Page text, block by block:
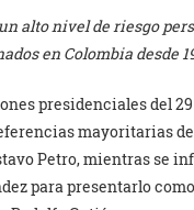
alto nivel de riesgo
en Colombia desde
presidenciales del
mayoritarias
Petro, mientras se
para presentarlo